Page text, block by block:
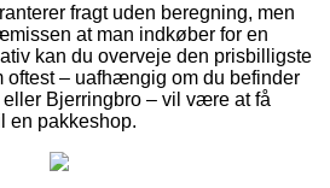
fragt uden beregning, men
at man indkøber for en
kan du overveje den prisbilligste
oftest – uafhængig om du befinder
Bjerringbro – vil være at få
en pakkeshop.